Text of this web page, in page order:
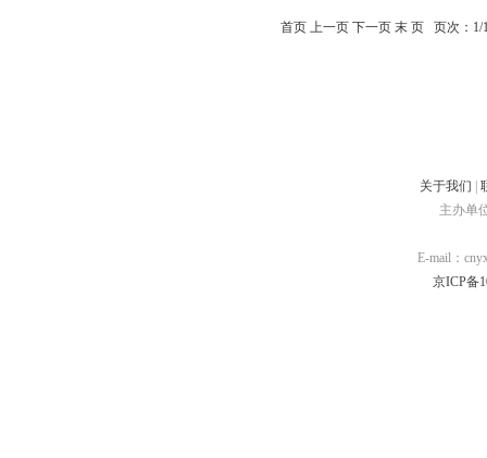
首页 上一页 下一页 末 页 页次：1/
关于我们
主办单
E-mail：
京ICP备